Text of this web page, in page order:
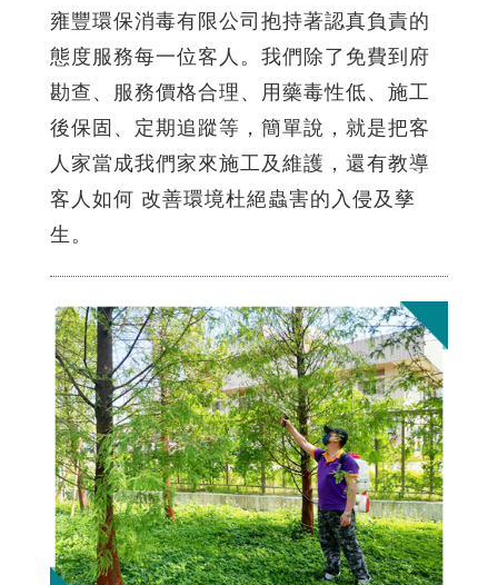
雍豐環保消毒有限公司抱持著認真負責的
態度服務每一位客人。我們除了免費到府
勘查、服務價格合理、用藥毒性低、施工
後保固、定期追蹤等，簡單說，就是把客
人家當成我們家來施工及維護，還有教導
客人如何 改善環境杜絕蟲害的入侵及孳
生。